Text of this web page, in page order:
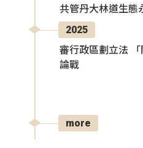
共管丹大林道生態
2025
審行政區劃立法
論戰
more